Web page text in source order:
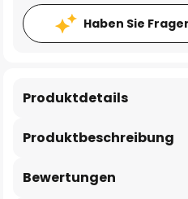
Haben Sie
Produktbeschreibung
Produktdetails
Bewertungen